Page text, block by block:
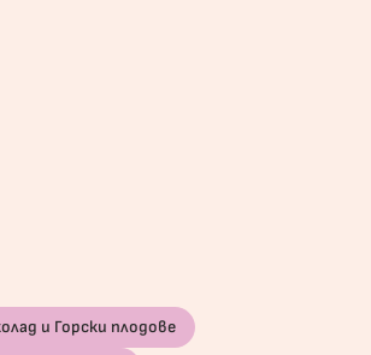
и Горски плодове